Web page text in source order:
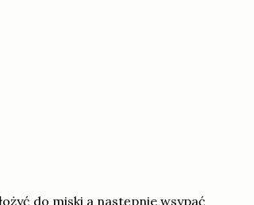
do miski a następnie wsypać